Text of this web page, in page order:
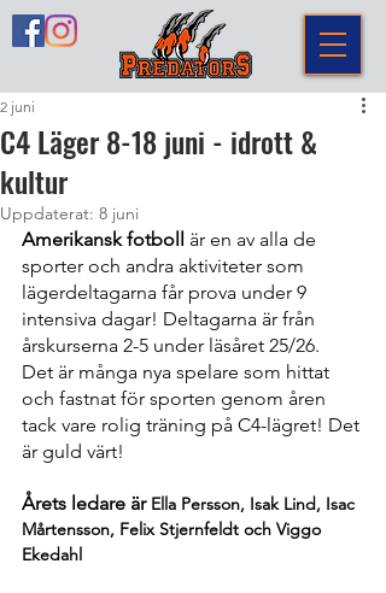
C4 Läger 8-18 juni - idrott &
kultur
2 juni
Uppdaterat: 8 juni
Amerikansk fotboll är en av alla de
sporter och andra aktiviteter som
lägerdeltagarna får prova under 9
intensiva dagar! Deltagarna är från
årskurserna 2-5 under läsåret 25/26.
Det är många nya spelare som hittat
och fastnat för sporten genom åren
tack vare rolig träning på C4-lägret! Det
är guld värt!
Årets ledare är Ella Persson, Isak Lind, Isac
Mårtensson, Felix Stjernfeldt och Viggo
Ekedahl